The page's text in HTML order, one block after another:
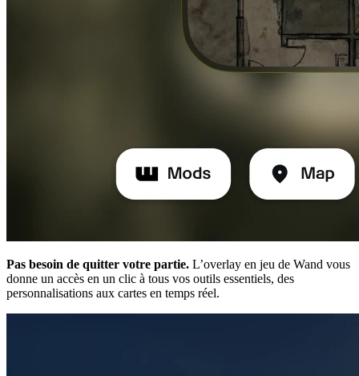
Pas besoin de quitter votre partie. L’overlay en jeu de Wand vous
donne un accès en un clic à tous vos outils essentiels, des
personnalisations aux cartes en temps réel.